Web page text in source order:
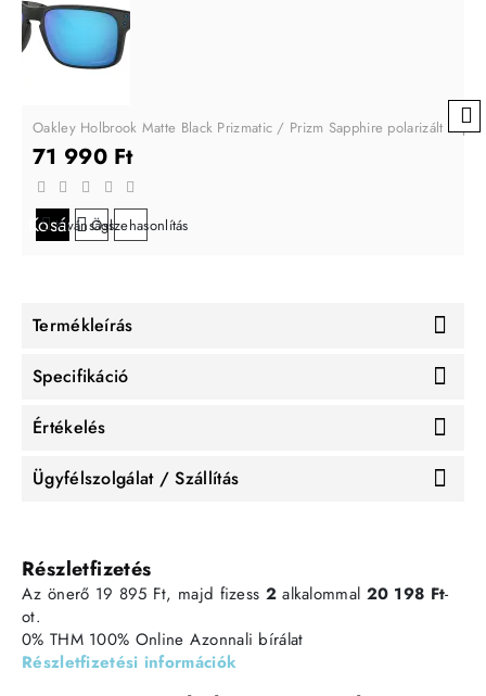
Oakley Holbrook Matte Black Prizmatic / Prizm Sapphire polarizált
71 990 Ft
Kosárba
Kívánságlistára
Összehasonlítás
Termékleírás
Specifikáció
Értékelés
Ügyfélszolgálat / Szállítás
Részletfizetés
Az önerő 19 895 Ft, majd fizess 2alkalommal 20 198 Ft-
ot.
0% THM 100% Online Azonnali bírálat
Részletfizetési információk